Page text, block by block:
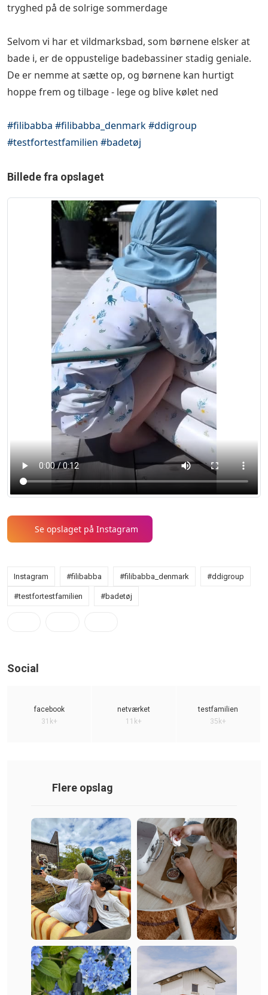
tryghed på de solrige sommerdage 🤩
Selvom vi har et vildmarksbad, som børnene elsker at
bade i, er de oppustelige badebassiner stadig geniale.
De er nemme at sætte op, og børnene kan hurtigt
hoppe frem og tilbage - lege og blive kølet ned 💦
#filibabba #filibabba_denmark#ddigroup
#testfortestfamilien #badetøj
Billede fra opslaget
Se opslaget på Instagram
Instagram #filibabba #filibabba_denmark #ddigroup
#testfortestfamilien #badetøj
Social
facebook
31k+
netværket
11k+
testfamilien
35k+
Flere opslag